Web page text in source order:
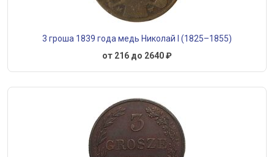
3 гроша 1839 года медь Николай I (1825–1855)
от 216 до 2640 ₽